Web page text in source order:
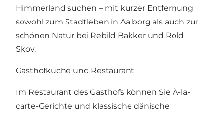
Himmerland suchen – mit kurzer Entfernung
sowohl zum Stadtleben in Aalborg als auch zur
schönen Natur bei Rebild Bakker und Rold
Skov.
Gasthofküche und Restaurant
Im Restaurant des Gasthofs können Sie À-la-
carte-Gerichte und klassische dänische